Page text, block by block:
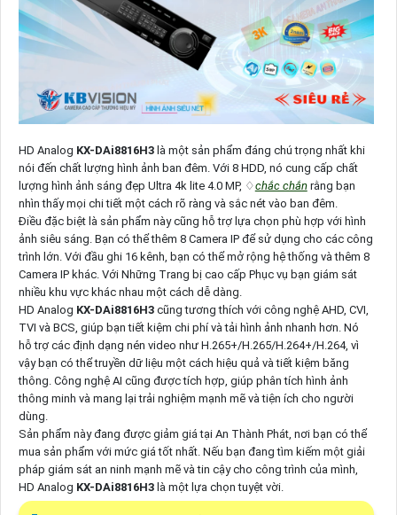
HD Analog KX-DAi8816H3 là một sản phẩm đáng chú trọng nhất khi
nói đến chất lượng hình ảnh ban đêm. Với 8 HDD, nó cung cấp chất
lượng hình ảnh sáng đẹp Ultra 4k lite 4.0 MP, ♢chắc chắnrằng bạn
nhìn thấy mọi chi tiết một cách rõ ràng và sắc nét vào ban đêm.
Điều đặc biệt là sản phẩm này cũng hỗ trợ lựa chọn phù hợp với hình
ảnh siêu sáng. Bạn có thể thêm 8 Camera IP để sử dụng cho các công
trình lớn. Với đầu ghi 16 kênh, bạn có thể mở rộng hệ thống và thêm 8
Camera IP khác. Với Những Trang bị cao cấp Phục vụ bạn giám sát
nhiều khu vực khác nhau một cách dễ dàng.
HD Analog KX-DAi8816H3 cũng tương thích với công nghệ AHD, CVI,
TVI và BCS, giúp bạn tiết kiệm chi phí và tải hình ảnh nhanh hơn. Nó
hỗ trợ các định dạng nén video như H.265+/H.265/H.264+/H.264, vì
vậy bạn có thể truyền dữ liệu một cách hiệu quả và tiết kiệm băng
thông. Công nghệ AI cũng được tích hợp, giúp phân tích hình ảnh
thông minh và mang lại trải nghiệm mạnh mẽ và tiện ích cho người
dùng.
Sản phẩm này đang được giảm giá tại An Thành Phát, nơi bạn có thể
mua sản phẩm với mức giá tốt nhất. Nếu bạn đang tìm kiếm một giải
pháp giám sát an ninh mạnh mẽ và tin cậy cho công trình của mình,
HD Analog KX-DAi8816H3 là một lựa chọn tuyệt vời.